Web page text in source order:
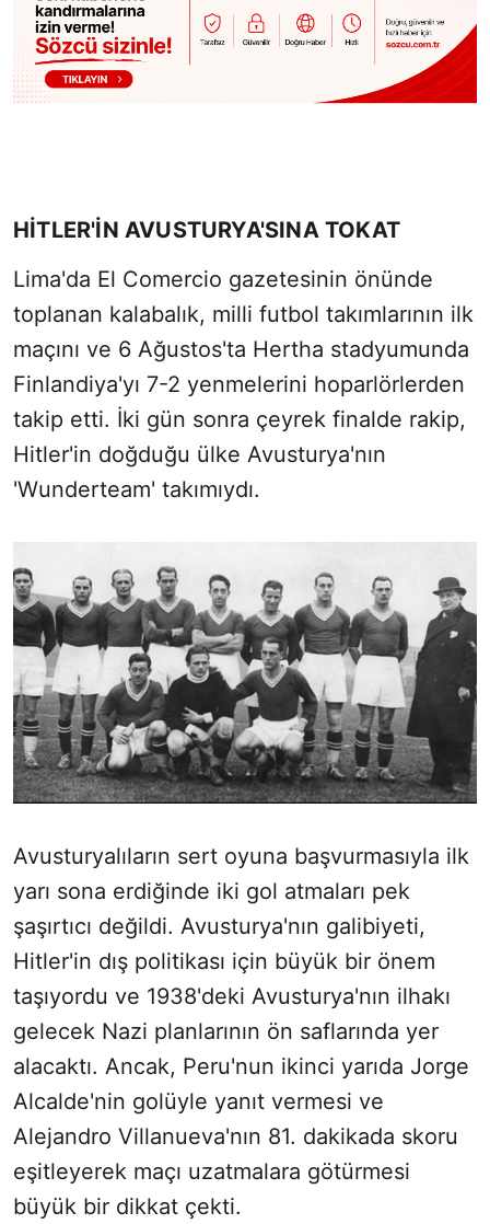
HİTLER'İN AVUSTURYA'SINA TOKAT
Lima'da El Comercio gazetesinin önünde
toplanan kalabalık, milli futbol takımlarının ilk
maçını ve 6 Ağustos'ta Hertha stadyumunda
Finlandiya'yı 7-2 yenmelerini hoparlörlerden
takip etti. İki gün sonra çeyrek finalde rakip,
Hitler'in doğduğu ülke Avusturya'nın
'Wunderteam' takımıydı.
Avusturyalıların sert oyuna başvurmasıyla ilk
yarı sona erdiğinde iki gol atmaları pek
şaşırtıcı değildi. Avusturya'nın galibiyeti,
Hitler'in dış politikası için büyük bir önem
taşıyordu ve 1938'deki Avusturya'nın ilhakı
gelecek Nazi planlarının ön saflarında yer
alacaktı. Ancak, Peru'nun ikinci yarıda Jorge
Alcalde'nin golüyle yanıt vermesi ve
Alejandro Villanueva'nın 81. dakikada skoru
eşitleyerek maçı uzatmalara götürmesi
büyük bir dikkat çekti.